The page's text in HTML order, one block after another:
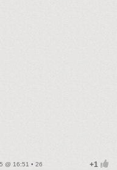
@ 16:51 • 26